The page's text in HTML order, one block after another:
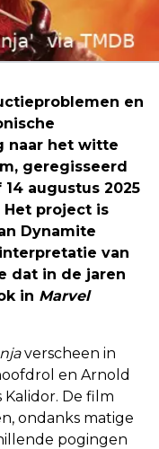
en
naar het witte
geregisseerd
augustus 2025
Het project is
Dynamite
van
dat in de jaren
in Marvel
verscheen in
en Arnold
De film
ondanks matige
pogingen